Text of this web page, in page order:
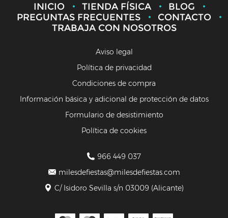
INICIO TIENDA FÍSICA
BLOG
PREGUNTAS FRECUENTES
CONTACTO
TRABAJA CON NOSOTROS
Aviso legal
Política de privacidad
Condiciones de compra
Información básica y adicional de protección de datos
Formulario de desistimiento
Política de cookies
966 449 037
milesdefiestas@milesdefiestas.com
C/ Isidoro Sevilla s/n 03009 (Alicante)